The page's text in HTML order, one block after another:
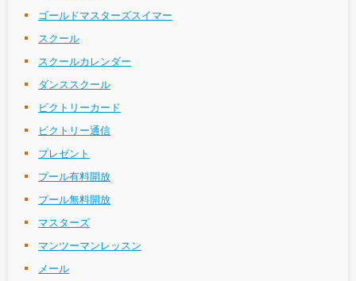
ゴールドマスターズスイマー
スクール
スクールカレンダー
ダンススクール
ビクトリーカード
ビクトリー通信
プレゼント
プール有料開放
プール無料開放
マスターズ
マンツーマンレッスン
メール